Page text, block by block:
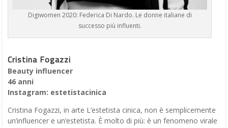
Digiwomen 2020: Federica Di Nardo. Le donne italiane di
successo più influenti.
Cristina Fogazzi
Beauty influencer
46 anni
Instagram: estetistacinica
Cristina Fogazzi, in arte L’estetista cinica, non è semplicemente
un’influencer e un’estetista. È molto di più: è un fenomeno virale